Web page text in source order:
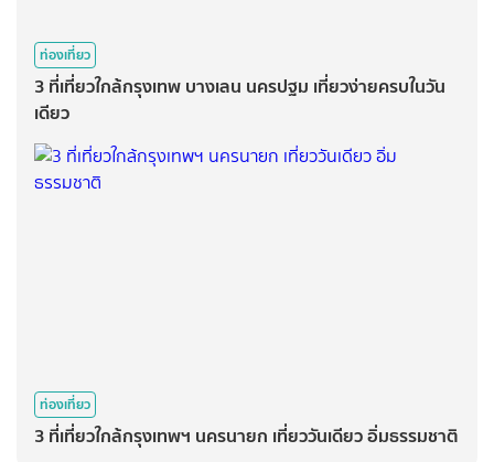
ท่องเที่ยว
3 ที่เที่ยวใกล้กรุงเทพ บางเลน นครปฐม เที่ยวง่ายครบในวัน
เดียว
ท่องเที่ยว
3 ที่เที่ยวใกล้กรุงเทพฯ นครนายก เที่ยววันเดียว อิ่มธรรมชาติ